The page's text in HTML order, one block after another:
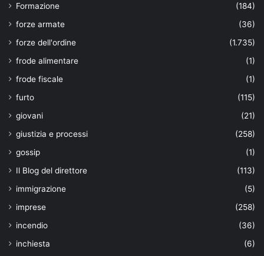
Formazione
(184)
forze armate
(36)
forze dell'ordine
(1.735)
frode alimentare
(1)
frode fiscale
(1)
furto
(115)
giovani
(21)
giustizia e processi
(258)
gossip
(1)
Il Blog del direttore
(113)
immigrazione
(5)
imprese
(258)
incendio
(36)
inchiesta
(6)